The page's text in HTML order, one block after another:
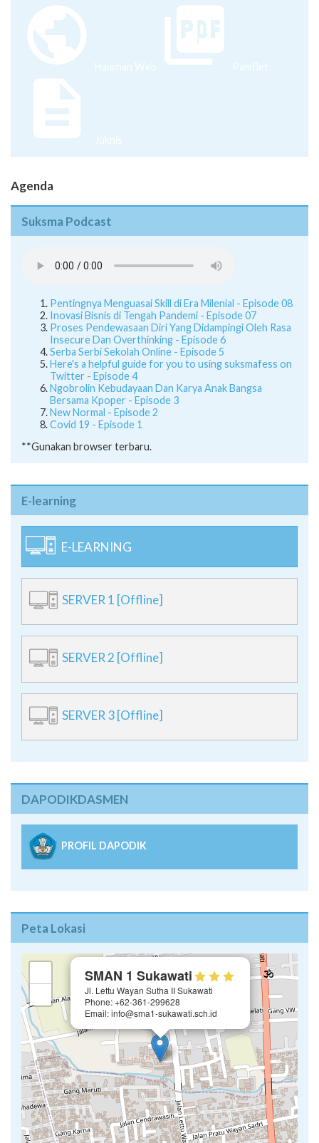
Halaman Web Pamflet
Juknis
Agenda
Suksma Podcast
Pentingnya Menguasai Skill di Era Milenial - Episode 08
Inovasi Bisnis di Tengah Pandemi - Episode 07
Proses Pendewasaan Diri Yang Didampingi Oleh Rasa
Insecure Dan Overthinking - Episode 6
Serba Serbi Sekolah Online - Episode 5
Here's a helpful guide for you to using suksmafess on
Twitter - Episode 4
Ngobrolin Kebudayaan Dan Karya Anak Bangsa
Bersama Kpoper - Episode 3
New Normal - Episode 2
Covid 19 - Episode 1
**Gunakan browser terbaru.
E-learning
E-LEARNING
SERVER 1 [Offline]
SERVER 2 [Offline]
SERVER 3 [Offline]
DAPODIKDASMEN
PROFIL DAPODIK
Peta Lokasi
SMAN 1 Sukawati
Jl. Lettu Wayan Sutha II Sukawati
Phone: +62-361-299628
Email: info@sma1-sukawati.sch.id